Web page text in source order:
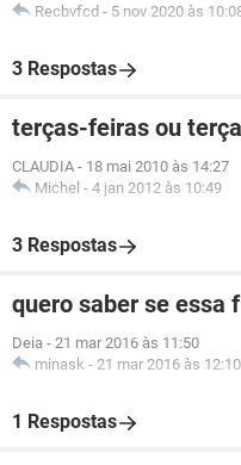
Recbvfcd - 5 nov 2020 às
3 Respostas
terças-feiras ou
CLAUDIA - 18 mai 2010 às 14:27
Michel - 4 jan 2012 às 10:49
3 Respostas
quero saber se essa
Deia - 21 mar 2016 às 11:50
minask - 21 mar 2016 às 12:10
1 Respostas